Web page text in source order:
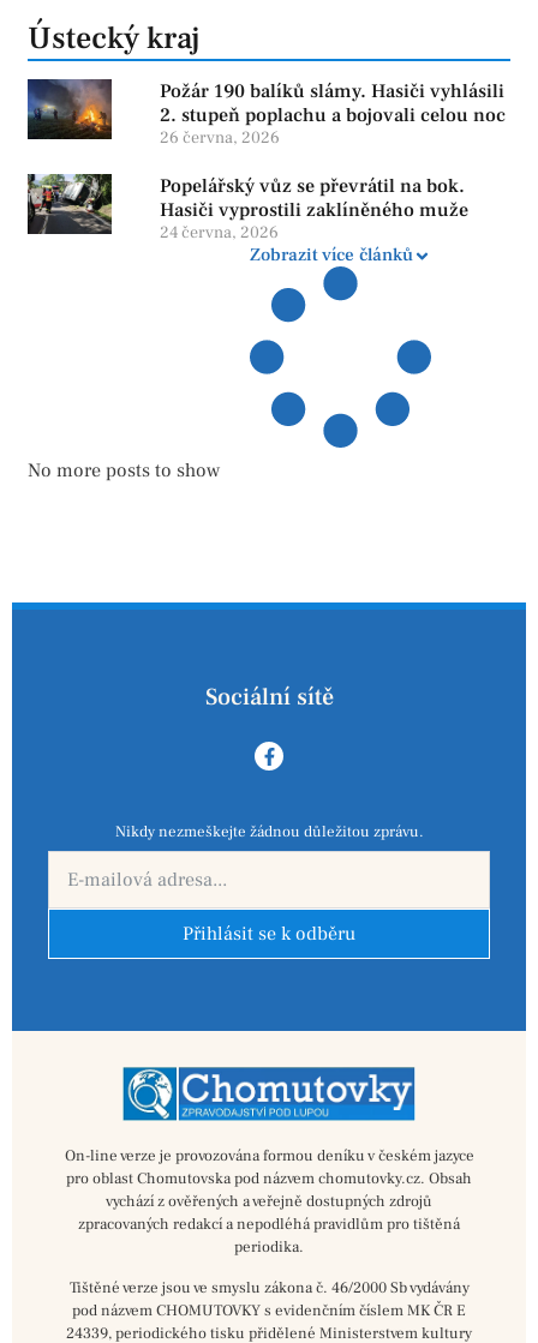
Ústecký kraj
Požár 190 balíků slámy. Hasiči vyhlásili
2. stupeň poplachu a bojovali celou noc
26 června, 2026
Popelářský vůz se převrátil na bok.
Hasiči vyprostili zaklíněného muže
24 června, 2026
Zobrazit více článků
No more posts to show
Sociální sítě
Nikdy nezmeškejte žádnou důležitou zprávu.
Přihlásit se k odběru
On-line verze je provozována formou deníku v českém jazyce
pro oblast Chomutovska pod názvem chomutovky.cz. Obsah
vychází z ověřených a veřejně dostupných zdrojů
zpracovaných redakcí a nepodléhá pravidlům pro tištěná
periodika.
Tištěné verze jsou ve smyslu zákona č. 46/2000 Sb vydávány
pod názvem CHOMUTOVKY s evidenčním číslem MK ČR E
24339, periodického tisku přidělené Ministerstvem kultury